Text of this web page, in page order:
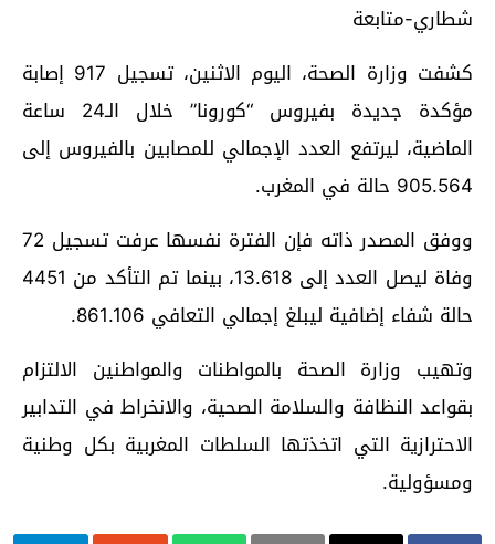
شطاري-متابعة
كشفت وزارة الصحة، اليوم الاثنين، تسجيل 917 إصابة
مؤكدة جديدة بفيروس “كورونا” خلال الـ24 ساعة
الماضية، ليرتفع العدد الإجمالي للمصابين بالفيروس إلى
905.564 حالة في المغرب.
ووفق المصدر ذاته فإن الفترة نفسها عرفت تسجيل 72
وفاة ليصل العدد إلى 13.618، بينما تم التأكد من 4451
حالة شفاء إضافية ليبلغ إجمالي التعافي 861.106.
وتهيب وزارة الصحة بالمواطنات والمواطنين الالتزام
بقواعد النظافة والسلامة الصحية، والانخراط في التدابير
الاحترازية التي اتخذتها السلطات المغربية بكل وطنية
ومسؤولية.